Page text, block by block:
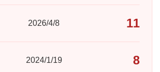
2026/4/8 1177
2024/1/19 801